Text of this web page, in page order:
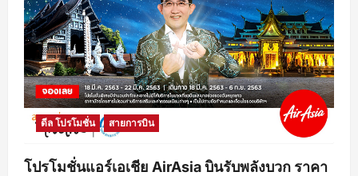
ดีล โปรโมชั่น สายการบิน
โปรโมชั่นแอร์เอเชีย AirAsia บินรับพลังบวก ราคา